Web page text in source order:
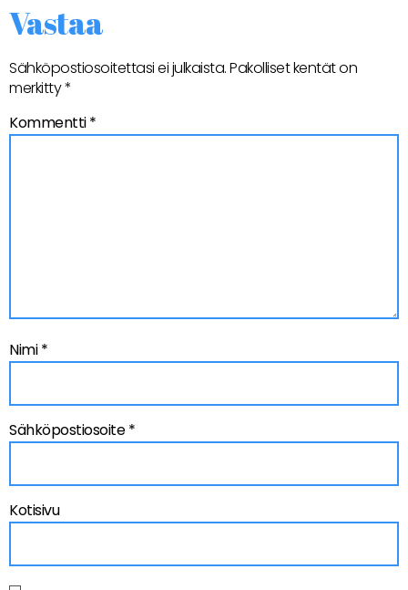
Vastaa
Sähköpostiosoitettasi ei julkaista.Pakolliset kentät on
merkitty*
Kommentti*
Nimi*
Sähköpostiosoite*
Kotisivu